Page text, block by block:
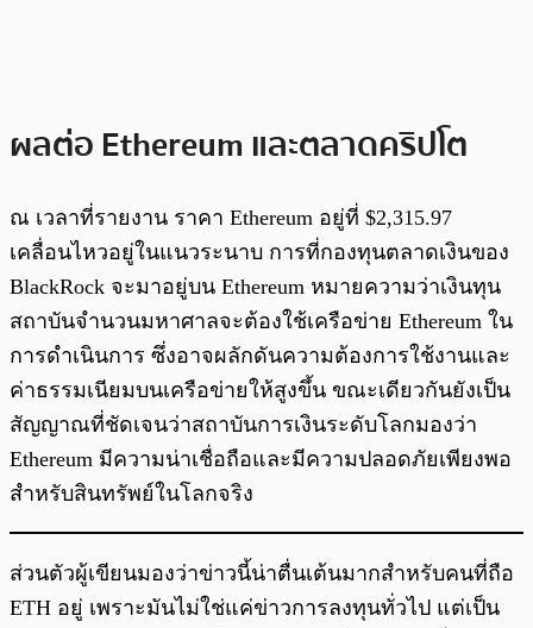
ผลต่อ Ethereum และตลาดคริปโต
ณ เวลาที่รายงาน ราคา Ethereum อยู่ที่ $2,315.97
เคลื่อนไหวอยู่ในแนวระนาบ การที่กองทุนตลาดเงินของ
BlackRock จะมาอยู่บน Ethereum หมายความว่าเงินทุน
สถาบันจำนวนมหาศาลจะต้องใช้เครือข่าย Ethereum ใน
การดำเนินการ ซึ่งอาจผลักดันความต้องการใช้งานและ
ค่าธรรมเนียมบนเครือข่ายให้สูงขึ้น ขณะเดียวกันยังเป็น
สัญญาณที่ชัดเจนว่าสถาบันการเงินระดับโลกมองว่า
Ethereum มีความน่าเชื่อถือและมีความปลอดภัยเพียงพอ
สำหรับสินทรัพย์ในโลกจริง
ส่วนตัวผู้เขียนมองว่าข่าวนี้น่าตื่นเต้นมากสำหรับคนที่ถือ
ETH อยู่ เพราะมันไม่ใช่แค่ข่าวการลงทุนทั่วไป แต่เป็น